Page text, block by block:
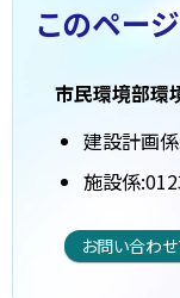
このペー
市民環境部環
建設計画
施設係
お問い合わ